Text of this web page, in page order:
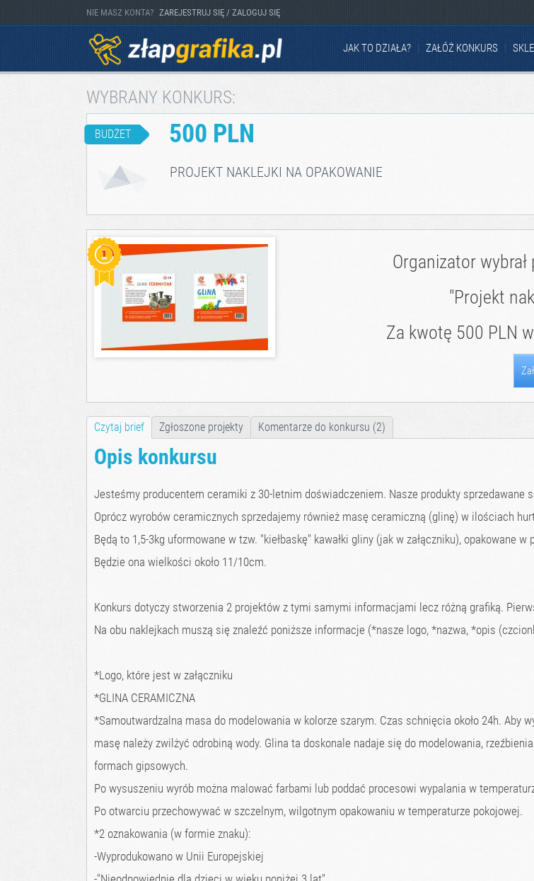
NIE MASZ KONTA? ZAREJESTRUJ SIĘ / ZALOGUJ SIĘ
JAK TO DZIAŁA? ZAŁÓŻ KONKURS
WYBRANY KONKURS:
BUDŻET 500 PLN
PROJEKT NAKLEJKI NA OPAKOWANIE
Organizator
"Projekt
Za kwotę 500 PLN
Czytaj brief Zgłoszone projekty Komentarze do konkursu (2)
Opis konkursu
Jesteśmy producentem ceramiki z 30-letnim doświadczeniem. Nasze produkty sprzedawane
Oprócz wyrobów ceramicznych sprzedajemy również masę ceramiczną (glinę) w ilościach
Będą to 1,5-3kg uformowane w tzw. "kiełbaskę" kawałki gliny (jak w załączniku), opakowane
Będzie ona wielkości około 11/10cm.
Konkurs dotyczy stworzenia 2 projektów z tymi samymi informacjami lecz różną grafiką.
Na obu naklejkach muszą się znaleźć poniższe informacje (*nasze logo, *nazwa, *opis
*Logo, które jest w załączniku
*GLINA CERAMICZNA
*Samoutwardzalna masa do modelowania w kolorze szarym. Czas schnięcia około 24h. Aby
masę należy zwilżyć odrobiną wody. Glina ta doskonale nadaje się do modelowania,
formach gipsowych.
Po wysuszeniu wyrób można malować farbami lub poddać procesowi wypalania w
Po otwarciu przechowywać w szczelnym, wilgotnym opakowaniu w temperaturze pokojowej.
*2 oznakowania (w formie znaku):
-Wyprodukowano w Unii Europejskiej